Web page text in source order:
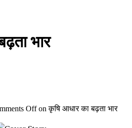
भार
Offon कृषि आधार का बढ़ता भार